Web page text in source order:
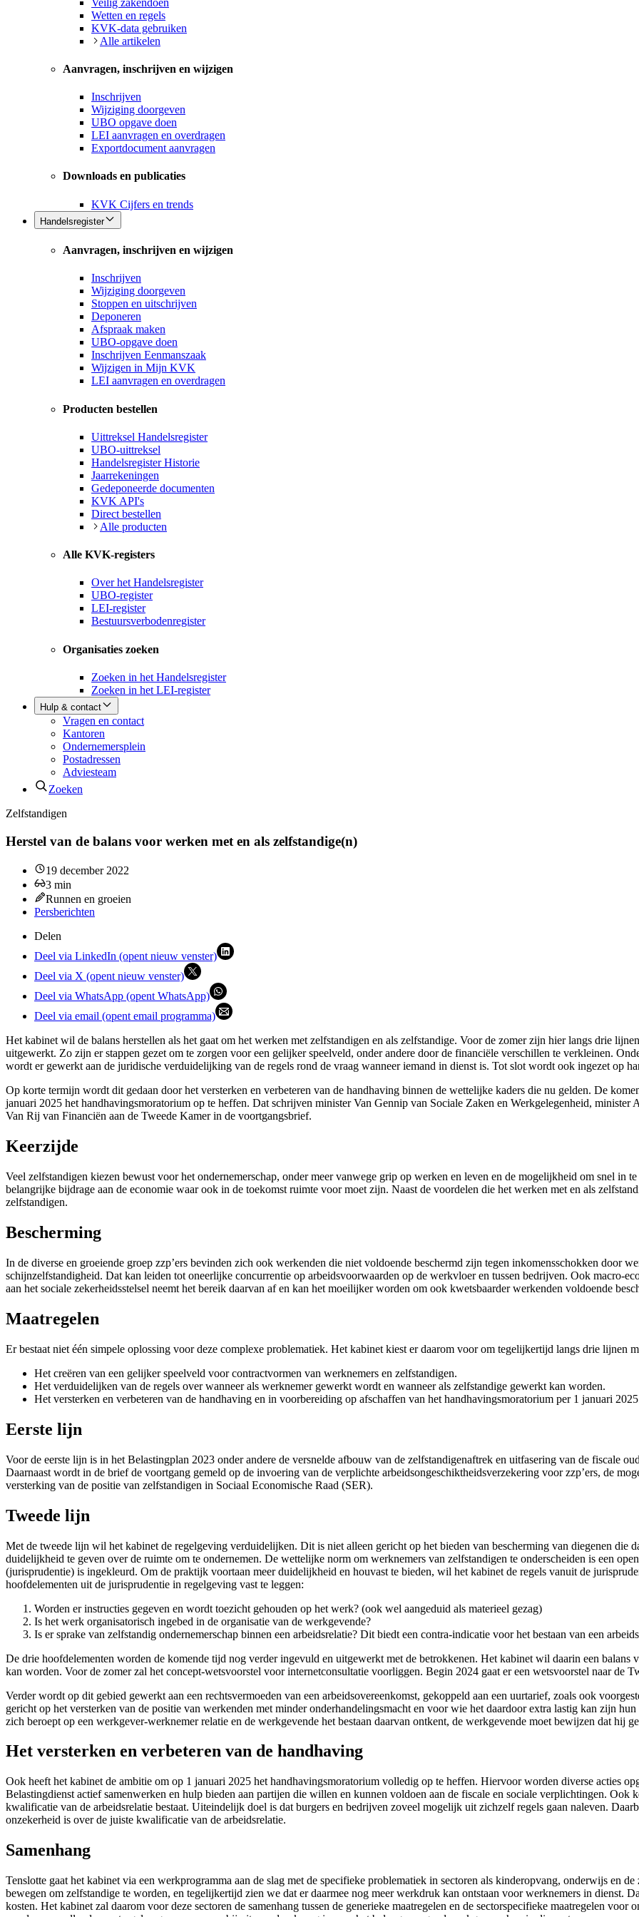
Wetten en regels
KVK-data gebruiken
Alle artikelen
Aanvragen, inschrijven en wijzigen
Inschrijven
Wijziging doorgeven
UBO opgave doen
LEI aanvragen en overdragen
Exportdocument aanvragen
Downloads en publicaties
KVK Cijfers en trends
Handelsregister
Aanvragen, inschrijven en wijzigen
Inschrijven
Wijziging doorgeven
Stoppen en uitschrijven
Deponeren
Afspraak maken
UBO-opgave doen
Inschrijven Eenmanszaak
Wijzigen in Mijn KVK
LEI aanvragen en overdragen
Producten bestellen
Uittreksel Handelsregister
UBO-uittreksel
Handelsregister Historie
Jaarrekeningen
Gedeponeerde documenten
KVK API's
Direct bestellen
Alle producten
Alle KVK-registers
Over het Handelsregister
UBO-register
LEI-register
Bestuursverbodenregister
Organisaties zoeken
Zoeken in het Handelsregister
Zoeken in het LEI-register
Hulp & contact
Vragen en contact
Kantoren
Ondernemersplein
Postadressen
Adviesteam
Zoeken
Zelfstandigen
Herstel van de balans voor werken met en als zelfstandige(n)
19 december 2022
3 min
Runnen en groeien
Persberichten
Delen
Deel via LinkedIn (opent nieuw venster)
Deel via X (opent nieuw venster)
Deel via WhatsApp (opent WhatsApp)
Deel via email (opent email programma)
Het kabinet wil de balans herstellen als het gaat om het werken met zelfstandigen en als zelfstandige. Voor de zomer zijn hier langs drie
uitgewerkt. Zo zijn er stappen gezet om te zorgen voor een gelijker speelveld, onder andere door de financiële verschillen te verkleinen.
wordt er gewerkt aan de juridische verduidelijking van de regels rond de vraag wanneer iemand in dienst is. Tot slot wordt ook ingezet op
Op korte termijn wordt dit gedaan door het versterken en verbeteren van de handhaving binnen de wettelijke kaders die nu gelden. De
januari 2025 het handhavingsmoratorium op te heffen. Dat schrijven minister Van Gennip van Sociale Zaken en Werkgelegenheid, minister
Van Rij van Financiën aan de Tweede Kamer in de voortgangsbrief.
Keerzijde
Veel zelfstandigen kiezen bewust voor het ondernemerschap, onder meer vanwege grip op werken en leven en de mogelijkheid om snel in
belangrijke bijdrage aan de economie waar ook in de toekomst ruimte voor moet zijn. Naast de voordelen die het werken met en als
zelfstandigen.
Bescherming
In de diverse en groeiende groep zzp’ers bevinden zich ook werkenden die niet voldoende beschermd zijn tegen inkomensschokken door
schijnzelfstandigheid. Dat kan leiden tot oneerlijke concurrentie op arbeidsvoorwaarden op de werkvloer en tussen bedrijven. Ook macro-
aan het sociale zekerheidsstelsel neemt het bereik daarvan af en kan het moeilijker worden om ook kwetsbaarder werkenden voldoende
Maatregelen
Er bestaat niet één simpele oplossing voor deze complexe problematiek. Het kabinet kiest er daarom voor om tegelijkertijd langs drie lijnen
Het creëren van een gelijker speelveld voor contractvormen van werknemers en zelfstandigen.
Het verduidelijken van de regels over wanneer als werknemer gewerkt wordt en wanneer als zelfstandige gewerkt kan worden.
Het versterken en verbeteren van de handhaving en in voorbereiding op afschaffen van het handhavingsmoratorium per 1 januari
Eerste lijn
Voor de eerste lijn is in het Belastingplan 2023 onder andere de versnelde afbouw van de zelfstandigenaftrek en uitfasering van de fiscale
Daarnaast wordt in de brief de voortgang gemeld op de invoering van de verplichte arbeidsongeschiktheidsverzekering voor zzp’ers, de
versterking van de positie van zelfstandigen in Sociaal Economische Raad (SER).
Tweede lijn
Met de tweede lijn wil het kabinet de regelgeving verduidelijken. Dit is niet alleen gericht op het bieden van bescherming van diegenen die
duidelijkheid te geven over de ruimte om te ondernemen. De wettelijke norm om werknemers van zelfstandigen te onderscheiden is een
(jurisprudentie) is ingekleurd. Om de praktijk voortaan meer duidelijkheid en houvast te bieden, wil het kabinet de regels vanuit de
hoofdelementen uit de jurisprudentie in regelgeving vast te leggen:
Worden er instructies gegeven en wordt toezicht gehouden op het werk? (ook wel aangeduid als materieel gezag)
Is het werk organisatorisch ingebed in de organisatie van de werkgevende?
Is er sprake van zelfstandig ondernemerschap binnen een arbeidsrelatie? Dit biedt een contra-indicatie voor het bestaan van een
De drie hoofdelementen worden de komende tijd nog verder ingevuld en uitgewerkt met de betrokkenen. Het kabinet wil daarin een balans
kan worden. Voor de zomer zal het concept-wetsvoorstel voor internetconsultatie voorliggen. Begin 2024 gaat er een wetsvoorstel naar de
Verder wordt op dit gebied gewerkt aan een rechtsvermoeden van een arbeidsovereenkomst, gekoppeld aan een uurtarief, zoals ook
gericht op het versterken van de positie van werkenden met minder onderhandelingsmacht en voor wie het daardoor extra lastig kan zijn
zich beroept op een werkgever-werknemer relatie en de werkgevende het bestaan daarvan ontkent, de werkgevende moet bewijzen dat hij
Het versterken en verbeteren van de handhaving
Ook heeft het kabinet de ambitie om op 1 januari 2025 het handhavingsmoratorium volledig op te heffen. Hiervoor worden diverse acties
Belastingdienst actief samenwerken en hulp bieden aan partijen die willen en kunnen voldoen aan de fiscale en sociale verplichtingen. Ook
kwalificatie van de arbeidsrelatie bestaat. Uiteindelijk doel is dat burgers en bedrijven zoveel mogelijk uit zichzelf regels gaan naleven.
onzekerheid is over de juiste kwalificatie van de arbeidsrelatie.
Samenhang
Tenslotte gaat het kabinet via een werkprogramma aan de slag met de specifieke problematiek in sectoren als kinderopvang, onderwijs en
bewegen om zelfstandige te worden, en tegelijkertijd zien we dat er daarmee nog meer werkdruk kan ontstaan voor werknemers in dienst.
kosten. Het kabinet zal daarom voor deze sectoren de samenhang tussen de generieke maatregelen en de sectorspecifieke maatregelen